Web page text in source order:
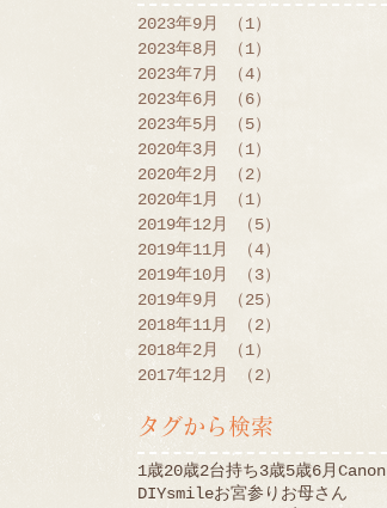
2023年9月 （1）
2023年8月
（1）
2023年7月
（4）
2023年6月
（6）
2023年5月
（5）
2020年3月
（1）
2020年2月
（2）
2020年1月
（1）
2019年12月
（5）
2019年11月
（4）
2019年10月
（3）
2019年9月
（25）
2018年11月
（2）
2018年2月
（1）
2017年12月
（2）
タグから検索
1歳20歳2台持ち3歳5歳6月 Canon
DIYsmileお宮参り お母さん